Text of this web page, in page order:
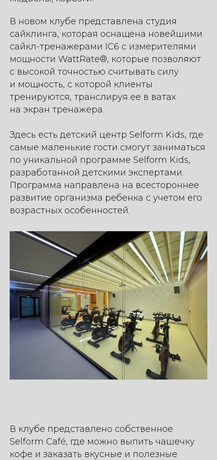
В новом клубе представлена студия
сайклинга, которая оснащена новейшими
сайкл-тренажерами IC6 с измерителями
мощности WattRate®, которые позволяют
с высокой точностью считывать силу
и мощность, с которой клиенты
тренируются, транслируя ее в ватах
на экран тренажера.
Здесь есть детский центр Selform Kids, где
самые маленькие гости смогут заниматься
по уникальной программе Selform Kids,
разработанной детскими экспертами.
Программа направлена на всестороннее
развитие организма ребенка с учетом его
возрастных особенностей.
В клубе представлено собственное
Selform Café, где можно выпить чашечку
кофе и заказать вкусные и полезные